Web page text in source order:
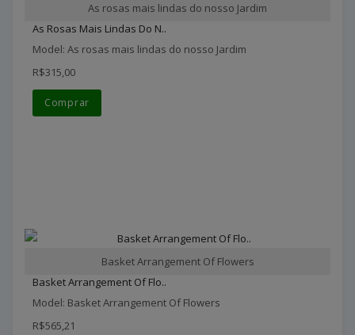
As rosas mais lindas do nosso Jardim
As Rosas Mais Lindas Do N..
Model: As rosas mais lindas do nosso Jardim
R$315,00
Comprar
Basket Arrangement Of Flowers
Basket Arrangement Of Flo..
Model: Basket Arrangement Of Flowers
R$565,21